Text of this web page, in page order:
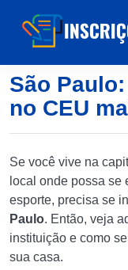
São
no CEU
Se você vive na
local onde possa se
esporte, precisa se
Paulo. Então, veja
instituição e como
sua casa.